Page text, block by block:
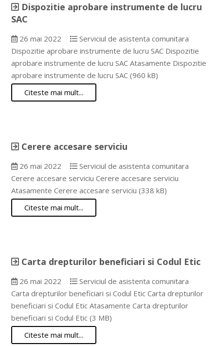
Dispozitie aprobare instrumente de lucru
SAC
26 mai 2022
Serviciul de asistenta comunitara
Dispozitie aprobare instrumente de lucru SAC Dispozitie
aprobare instrumente de lucru SAC Atasamente Dispozitie
aprobare instrumente de lucru SAC (960 kB)
Citeste mai mult...
Cerere accesare serviciu
26 mai 2022
Serviciul de asistenta comunitara
Cerere accesare serviciu Cerere accesare serviciu
Atasamente Cerere accesare serviciu (338 kB)
Citeste mai mult...
Carta drepturilor beneficiari si Codul Etic
26 mai 2022
Serviciul de asistenta comunitara
Carta drepturilor beneficiari si Codul Etic Carta drepturilor
beneficiari si Codul Etic Atasamente Carta drepturilor
beneficiari si Codul Etic (3 MB)
Citeste mai mult...